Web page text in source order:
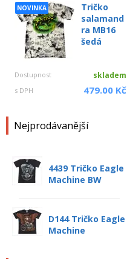
NOVINKA
Tričko
salamand
ra MB16
šedá
Dostupnost skladem
s DPH 479.00 Kč
Nejprodávanější
4439 Tričko Eagle
Machine BW
D144 Tričko Eagle
Machine